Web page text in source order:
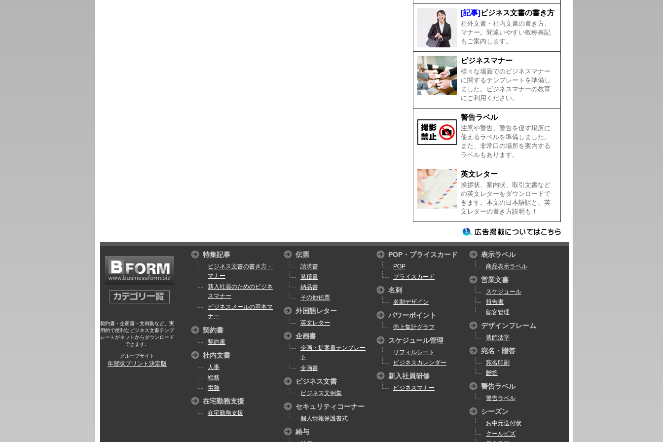
[記事] ビジネス文書の書き方
社外文書・社内文書の書き方、
マナー。間違いやすい敬称表記
もご案内します。
ビジネスマナー
様々な場面でのビジネスマナー
に関するテンプレートを準備し
ました。ビジネスマナーの教育
にご利用ください。
警告ラベル
注意や警告、警告を促す場所に
使えるラベルを準備しました。
また、非常口の場所を案内する
ラベルもあります。
英文レター
挨拶状、案内状、取引文書など
の英文レターをダウンロードで
きます。本文の日本語訳と、英
文レターの書き方説明も！
契約書・企画書・文例集など、実
用的で便利なビジネス文書テンプ
レートがネットからダウンロード
できます。
グループサイト
年賀状プリント決定版
特集記事
ビジネス文書の書き方・
マナー
新入社員のためのビジネ
スマナー
ビジネスメールの基本マ
ナー
契約書
契約書
社内文書
人事
総務
労務
在宅勤務支援
在宅勤務支援
伝票
請求書
見積書
納品書
その他伝票
外国語レター
英文レター
企画書
企画・提案書テンプレー
ト
企画書
ビジネス文書
ビジネス文例集
セキュリティコーナー
個人情報保護書式
給与
POP・プライスカード
POP
プライスカード
名刺
名刺デザイン
パワーポイント
売上集計グラフ
スケジュール管理
リフィルシート
ビジネスカレンダー
新入社員研修
ビジネスマナー
表示ラベル
商品表示ラベル
営業文書
スケジュール
報告書
顧客管理
デザインフレーム
装飾活字
宛名・贈答
宛名印刷
贈答
警告ラベル
警告ラベル
シーズン
お中元送付状
クールビズ